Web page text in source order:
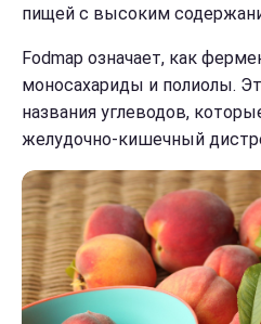
пищей с высоким
Fodmap означает, как
моносахариды и полиолы.
названия углеводов,
желудочно-кишечный